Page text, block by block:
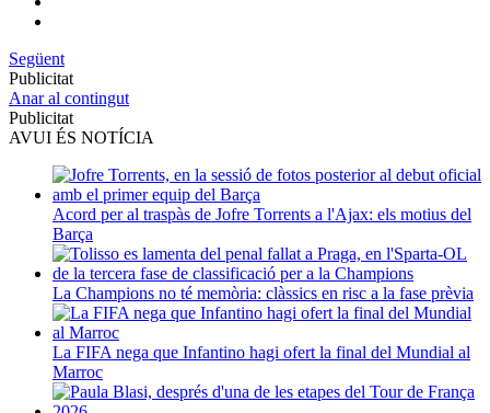
Següent
Publicitat
Anar al contingut
Publicitat
AVUI ÉS NOTÍCIA
Acord per al traspàs de Jofre Torrents a l'Ajax: els motius del
Barça
La Champions no té memòria: clàssics en risc a la fase prèvia
La FIFA nega que Infantino hagi ofert la final del Mundial al
Marroc